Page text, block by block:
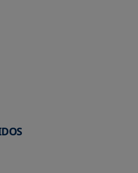
pestaña nueva
pestaña nueva